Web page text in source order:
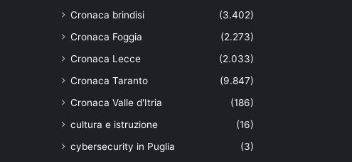
Cronaca brindisi
(3.402)
Cronaca Foggia
(2.273)
Cronaca Lecce
(2.033)
Cronaca Taranto
(9.847)
Cronaca Valle d'Itria
(186)
cultura e istruzione
(16)
cybersecurity in Puglia
(3)